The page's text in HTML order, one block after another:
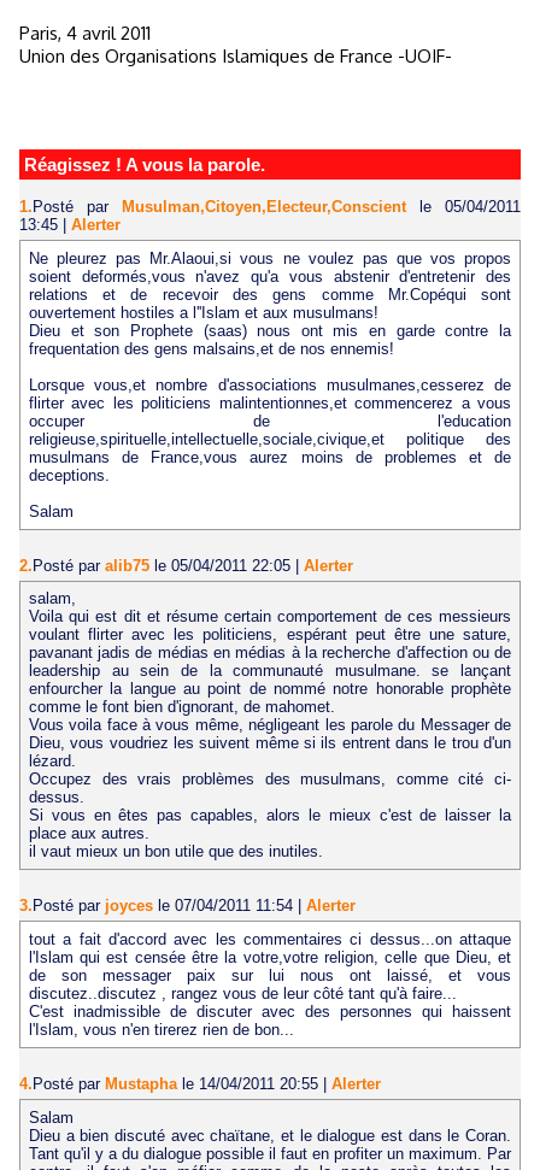
Paris, 4 avril 2011
Union des Organisations Islamiques de France -UOIF-
Réagissez ! A vous la parole.
1. Posté par Musulman,Citoyen,Electeur,Conscient
le 05/04/2011
13:45
Alerter
Ne pleurez pas Mr.Alaoui,si vous ne voulez pas que vos propos
soient deformés,vous n'avez qu'a vous abstenir d'entretenir des
relations et de recevoir des gens comme Mr.Copéqui sont
ouvertement hostiles a l''Islam et aux musulmans!
Dieu et son Prophete (saas) nous ont mis en garde contre la
frequentation des gens malsains,et de nos ennemis!
Lorsque vous,et nombre d'associations musulmanes,cesserez de
flirter avec les politiciens malintentionnes,et commencerez a vous
occuper de l'education
religieuse,spirituelle,intellectuelle,sociale,civique,et politique des
musulmans de France,vous aurez moins de problemes et de
deceptions.
Salam
2.Posté par alib75 le 05/04/2011 22:05 | Alerter
salam,
Voila qui est dit et résume certain comportement de ces messieurs
voulant flirter avec les politiciens, espérant peut être une sature,
pavanant jadis de médias en médias à la recherche d'affection ou de
leadership au sein de la communauté musulmane. se lançant
enfourcher la langue au point de nommé notre honorable prophète
comme le font bien d'ignorant, de mahomet.
Vous voila face à vous même, négligeant les parole du Messager de
Dieu, vous voudriez les suivent même si ils entrent dans le trou d'un
lézard.
Occupez des vrais problèmes des musulmans, comme cité ci-
dessus.
Si vous en êtes pas capables, alors le mieux c'est de laisser la
place aux autres.
il vaut mieux un bon utile que des inutiles.
3. Posté par joyces le 07/04/2011 11:54
Alerter
tout a fait d'accord avec les commentaires ci dessus...on attaque
l'Islam qui est censée être la votre,votre religion, celle que Dieu, et
de son messager paix sur lui nous ont laissé, et vous
discutez..discutez , rangez vous de leur côté tant qu'à faire...
C'est inadmissible de discuter avec des personnes qui haissent
l'Islam, vous n'en tirerez rien de bon...
4.Posté par Mustapha le 14/04/2011 20:55 | Alerter
Salam
Dieu a bien discuté avec chaïtane, et le dialogue est dans le Coran.
Tant qu'il y a du dialogue possible il faut en profiter un maximum. Par